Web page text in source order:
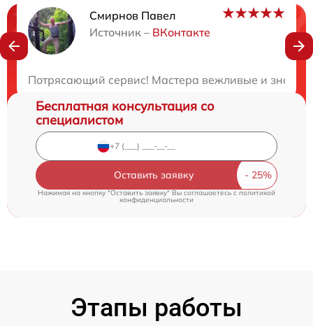
Смирнов Павел
Источник – ВКонтакте
Потрясающий сервис! Мастера вежливые и знают
Нужна консультация?
Бесплатная консультация со
специалистом
Оставить заявку
Нажимая на кнопку "Оставить заявку" Вы соглашаетесь cполитикой
конфиденциальности
Этапы работы